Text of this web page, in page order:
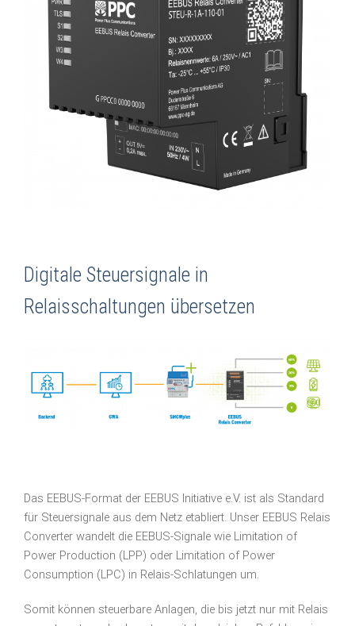
Digitale Steuersignale in
Relaisschaltungen übersetzen
Das EEBUS-Format der EEBUS Initiative e.V. ist als Standard
für Steuersignale aus dem Netz etabliert. Unser EEBUS Relais
Converter wandelt die EEBUS-Signale wie Limitation of
Power Production (LPP) oder Limitation of Power
Consumption (LPC) in Relais-Schlatungen um.
Somit können steuerbare Anlagen, die bis jetzt nur mit Relais